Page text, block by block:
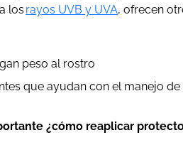
los rayos UVB y UVA, ofrecen
peso al rostro
que ayudan con el manejo
¿cómo reaplicar